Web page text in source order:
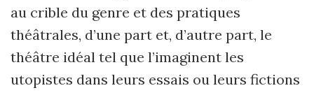
au crible du genre et des pratiques
théâtrales, d’une part et, d’autre part, le
théâtre idéal tel que l’imaginent les
utopistes dans leurs essais ou leurs fictions